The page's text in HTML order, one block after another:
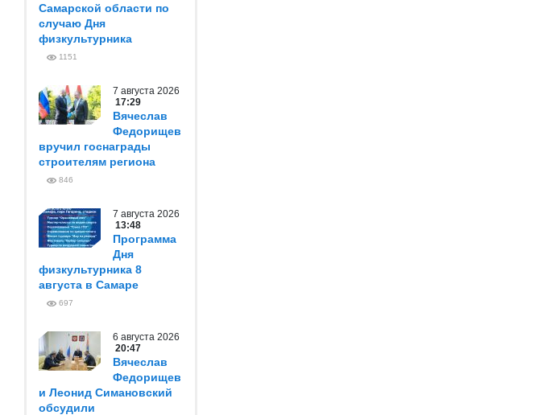
Самарской области по
случаю Дня
физкультурника
1151
7 августа 2026
17:29
Вячеслав
Федорищев
вручил госнаграды
строителям региона
846
7 августа 2026
13:48
Программа
Дня
физкультурника 8
августа в Самаре
697
6 августа 2026
20:47
Вячеслав
Федорищев
и Леонид Симановский
обсудили